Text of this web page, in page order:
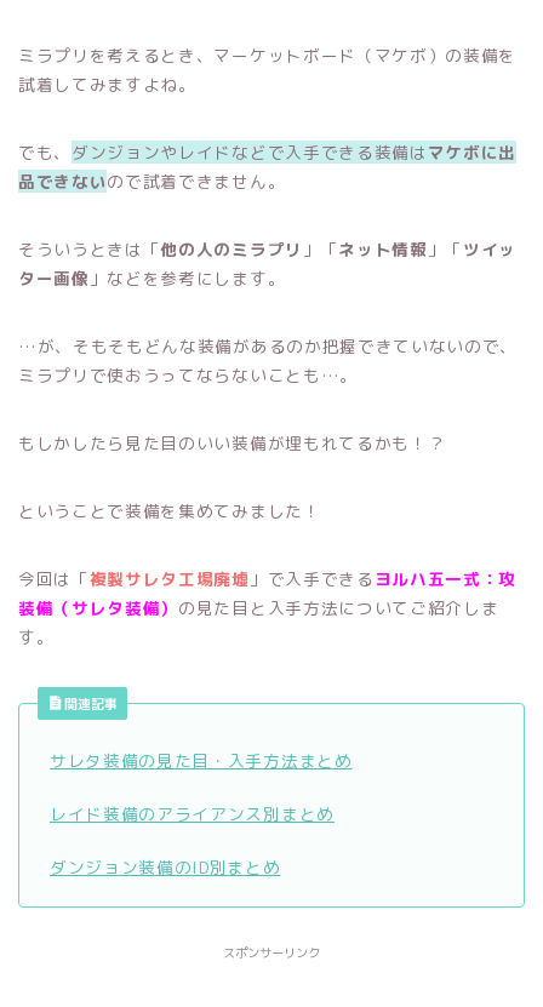
ミラプリを考えるとき、マーケットボード（マケボ）の装備を
試着してみますよね。
でも、 ダンジョンやレイドなどで入手できる装備は マケボに出
品できないので試着できません。
そういうときは「他の人のミラプリ 」「ネット情報 」「 ツイッ
ター画像 」などを参考にします。
…が、そもそもどんな装備があるのか把握できていないので、
ミラプリで使おうってならないことも…。
もしかしたら見た目のいい装備が埋もれてるかも！？
ということで装備を集めてみました！
今回は「複製サレタ工場廃墟 」で入手できる ヨルハ五一式：攻
装備（サレタ装備） の見た目と入手方法についてご紹介しま
す。
関連記事
サレタ装備の見た目・入手方法まとめ
レイド装備のアライアンス別まとめ
ダンジョン装備のID別まとめ
スポンサーリンク